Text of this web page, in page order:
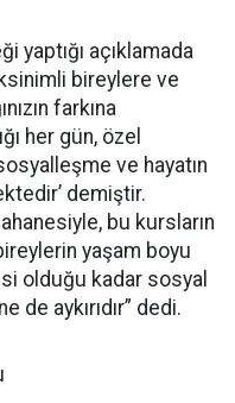
yaptığı açıklamada
bireylere ve
farkına
her gün, özel
ve hayatın
demiştir.
bu kursların
yaşam boyu
olduğu kadar sosyal
aykırıdır” dedi.